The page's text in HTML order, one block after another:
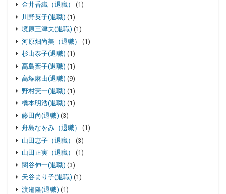
金井香織（退職）
(1)
川野英子(退職) (1)
境原三津夫(退職) (1)
河原畑尚美（退職）
(1)
杉山泰子(退職) (1)
高島葉子(退職) (1)
高塚麻由(退職) (9)
野村憲一(退職) (1)
橋本明浩(退職) (1)
藤田尚(退職) (3)
舟島なをみ（退職）
(1)
山田恵子（退職）
(3)
山田正実（退職）
(1)
関谷伸一(退職) (3)
天谷まり子(退職) (1)
渡邉隆(退職) (1)